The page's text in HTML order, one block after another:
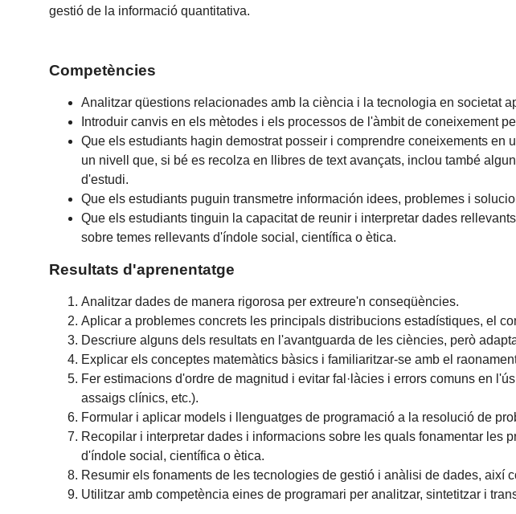
gestió de la informació quantitativa.
Competències
Analitzar qüestions relacionades amb la ciència i la tecnologia en societat
Introduir canvis en els mètodes i els processos de l'àmbit de coneixement
Que els estudiants hagin demostrat posseir i comprendre coneixements
un nivell que, si bé es recolza en llibres de text avançats, inclou també
d'estudi.
Que els estudiants puguin transmetre información idees, problemes i
Que els estudiants tinguin la capacitat de reunir i interpretar dades
sobre temes rellevants d'índole social, científica o ètica.
Resultats d'aprenentatge
Analitzar dades de manera rigorosa per extreure'n conseqüències.
Aplicar a problemes concrets les principals distribucions estadístiques, el
Descriure alguns dels resultats en l'avantguarda de les ciències, però
Explicar els conceptes matemàtics bàsics i familiaritzar-se amb el
Fer estimacions d'ordre de magnitud i evitar fal·làcies i errors comuns en
assaigs clínics, etc.).
Formular i aplicar models i llenguatges de programació a la resolució de
Recopilar i interpretar dades i informacions sobre les quals fonamentar
d'índole social, científica o ètica.
Resumir els fonaments de les tecnologies de gestió i anàlisi de dades, així
Utilitzar amb competència eines de programari per analitzar, sintetitzar i